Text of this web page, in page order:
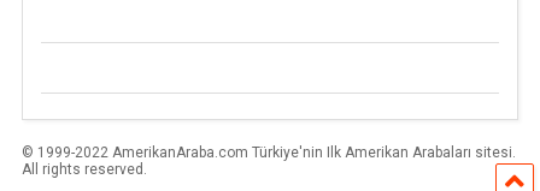
© 1999-2022 AmerikanAraba.com Türkiye'nin Ilk Amerikan Arabaları sitesi.
All rights reserved.